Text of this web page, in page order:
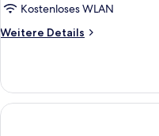
Kostenloses WLAN
Weitere Details
Weitere